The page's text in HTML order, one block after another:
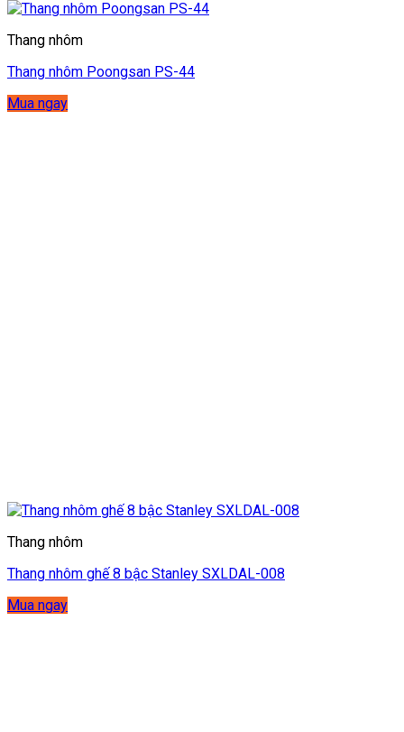
Thang nhôm
Thang nhôm Poongsan PS-44
Mua ngay
Thang nhôm
Thang nhôm ghế 8 bậc Stanley SXLDAL-008
Mua ngay